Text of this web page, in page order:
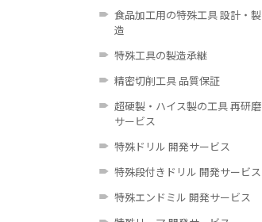
食品加工用の特殊工具 設計・製
造
特殊工具の製造承継
精密切削工具 品質保証
超硬製・ハイス製の工具 再研磨
サービス
特殊ドリル 開発サービス
特殊段付きドリル 開発サービス
特殊エンドミル 開発サービス